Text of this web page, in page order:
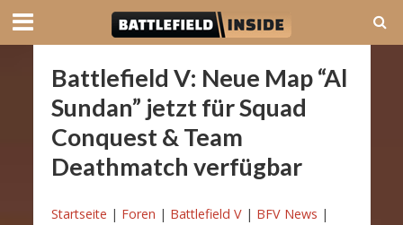
Battlefield V: Neue Map “Al
Sundan” jetzt für Squad
Conquest & Team
Deathmatch verfügbar
Startseite | Foren | Battlefield V | BFV News |